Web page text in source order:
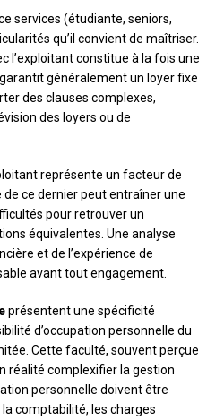
services (étudiante, seniors,
qu’il convient de maîtriser.
l’exploitant constitue à la fois une
généralement un loyer fixe
des clauses complexes,
des loyers ou de
représente un facteur de
ce dernier peut entraîner une
pour retrouver un
équivalentes. Une analyse
et de l’expérience de
avant tout engagement.
présentent une spécificité
d’occupation personnelle du
Cette faculté, souvent perçue
réalité complexifier la gestion
personnelle doivent être
comptabilité, les charges